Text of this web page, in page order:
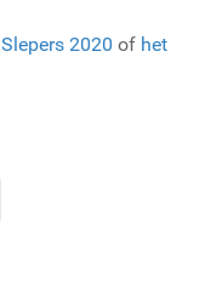
Slepers 2020 of het